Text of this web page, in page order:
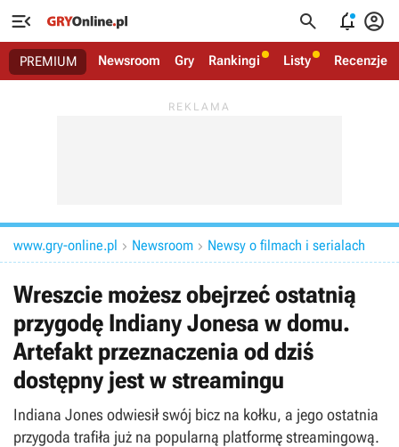
   
PREMIUM Newsroom Gry Rankingi Listy Recenzje
www.gry-online.pl  Newsroom  Newsy o filmach i serialach
Wreszcie możesz obejrzeć ostatnią
przygodę Indiany Jonesa w domu.
Artefakt przeznaczenia od dziś
dostępny jest w streamingu
Indiana Jones odwiesił swój bicz na kołku, a jego ostatnia
przygoda trafiła już na popularną platformę streamingową.